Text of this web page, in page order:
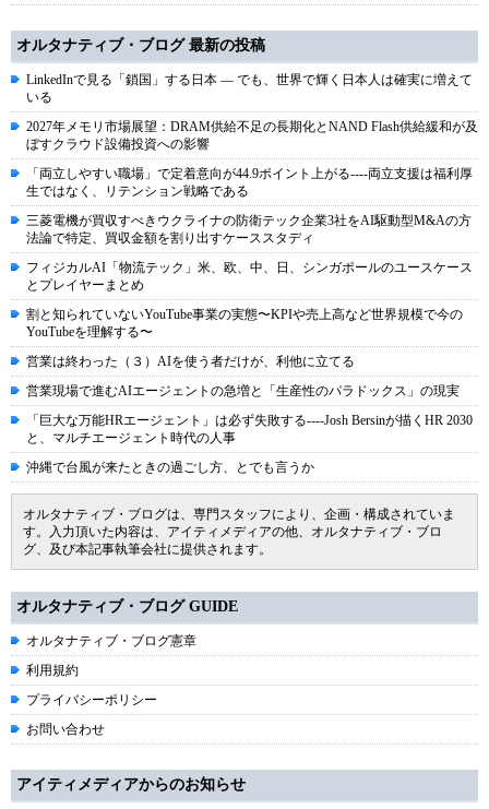
オルタナティブ・ブログ 最新の投稿
LinkedInで見る「鎖国」する日本 ― でも、世界で輝く日本人は確実に増えて
いる
2027年メモリ市場展望：DRAM供給不足の長期化とNAND Flash供給緩和が及
ぼすクラウド設備投資への影響
「両立しやすい職場」で定着意向が44.9ポイント上がる----両立支援は福利厚
生ではなく、リテンション戦略である
三菱電機が買収すべきウクライナの防衛テック企業3社をAI駆動型M&Aの方
法論で特定、買収金額を割り出すケーススタディ
フィジカルAI「物流テック」米、欧、中、日、シンガポールのユースケース
とプレイヤーまとめ
割と知られていないYouTube事業の実態〜KPIや売上高など世界規模で今の
YouTubeを理解する〜
営業は終わった（３）AIを使う者だけが、利他に立てる
営業現場で進むAIエージェントの急増と「生産性のパラドックス」の現実
「巨大な万能HRエージェント」は必ず失敗する----Josh Bersinが描くHR 2030
と、マルチエージェント時代の人事
沖縄で台風が来たときの過ごし方、とでも言うか
オルタナティブ・ブログは、専門スタッフにより、企画・構成されていま
す。入力頂いた内容は、アイティメディアの他、オルタナティブ・ブロ
グ、及び本記事執筆会社に提供されます。
オルタナティブ・ブログ GUIDE
オルタナティブ・ブログ憲章
利用規約
プライバシーポリシー
お問い合わせ
アイティメディアからのお知らせ